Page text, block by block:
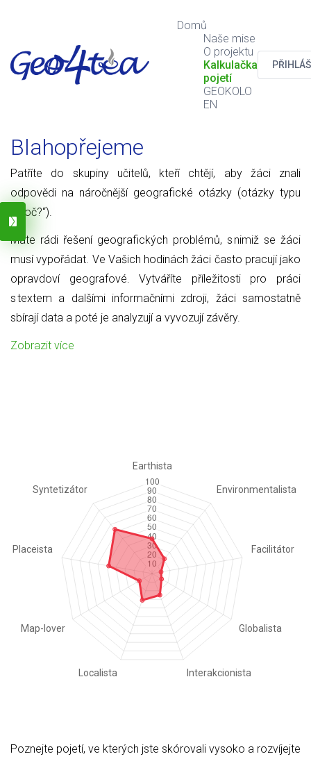
Domů
Naše mise
O projektu
Kalkulačka
pojetí
GEOKOLO
EN
Blahopřejeme
Patříte do skupiny učitelů, kteří chtějí, aby žáci znali
odpovědi na náročnější geografické otázky (otázky typu
„Proč?“).
Máte rádi řešení geografických problémů, s nimiž se žáci
musí vypořádat. Ve Vašich hodinách žáci často pracují jako
opravdoví geografové. Vytváříte příležitosti pro práci
s textem a dalšími informačními zdroji, žáci samostatně
sbírají data a poté je analyzují a vyvozují závěry.
Zobrazit více
Poznejte pojetí, ve kterých jste skórovali vysoko a rozvíjejte